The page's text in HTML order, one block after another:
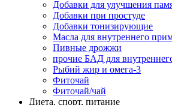
Добавки для улучшения
Добавки при простуде
Добавки тонизирующие
Масла для внутреннего
Пивные дрожжи
прочие БАД для
Рыбий жир и омега-3
Фиточай
Фиточай/чай
Диета, спорт, питание